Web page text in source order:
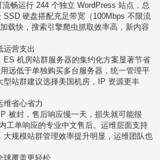
畅运行 244 个独立 WordPress 站点，总
硬盘搭配充足带宽（100Mbps 不限流
载快，搜索引擎爬虫抓取效率高，新内容
运营支出
ES 机房站群服务器的集约化方案显著节省
远低于单独购买多台服务器，统一管理平
型站群建议选择美国机房，IP 资源更丰
维省心省力
被封，售后响应慢一天，损失就可能很
工单响应的专业中文售后。运维层面支持
大规模站群管理效率提升明显，运维团队也
球覆盖更轻松